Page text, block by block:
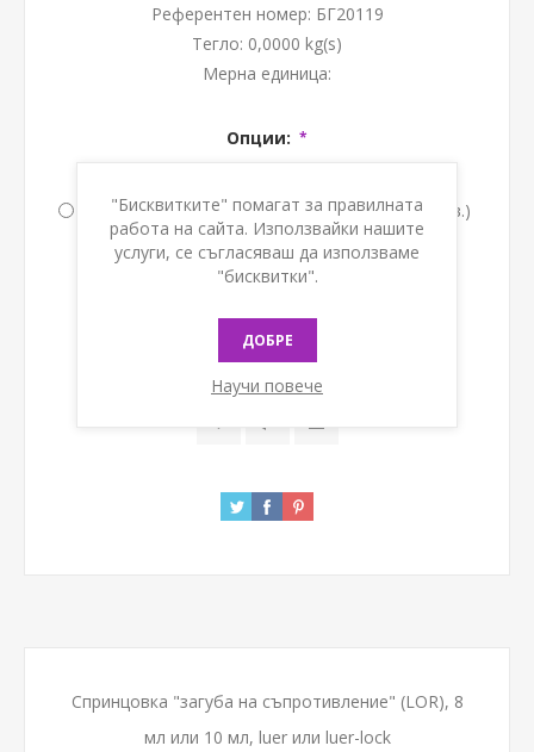
Референтен номер: БГ20119
Тегло: 0,0000 kg(s)
Мерна единица:
Опции: *
Обем 10 мл., Luer Lock връзка [1,80 € ] (3,52лв.)
Наличност: В наличност
КУПИ
Спринцовка "загуба на съпротивление" (LOR), 8
мл или 10 мл, luer или luer-lock
"Бисквитките" помагат за правилната
работа на сайта. Използвайки нашите
услуги, се съгласяваш да използваме
"бисквитки".
ДОБРЕ
Научи повече